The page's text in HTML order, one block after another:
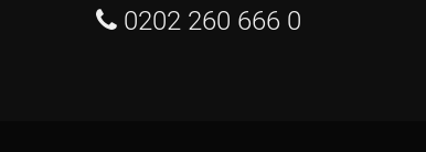
0202 260 666 0